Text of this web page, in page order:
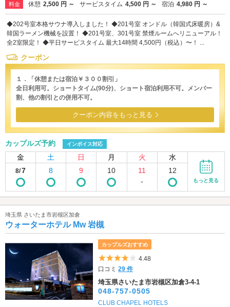
料金 休憩 2,500 円 ～ サービスタイム 4,500 円 ～ 宿泊 4,980 円 ～
◆202号室本格サウナ導入しました！ ◆201号室 オンドル（韓国式床暖房）&
韓国ラーメン機械を設置！ ◆201号室、301号室 禁煙ルームへリニューアル！
全2室限定！ ◆平日サービスタイム 最大14時間 4,500円（税込）〜！ ...
クーポン
１．「休憩または宿泊￥３００割引」
全日利用可。ショートタイム(90分)、ショート宿泊利用不可。メンバー
割、他の割引との併用不可。
クーポン内容をもっと見る
カップルズ予約 インボイス対応
金 土 日 月 火 水
8/7 8 9 10
11
-
12
もっと見る
埼玉県 さいたま市岩槻区加倉
ウォーターホテル Mw 岩槻
カップルズおすすめ
5つ星のうち4
4.48
口コミ29 件
埼玉県さいたま市岩槻区加倉3-4-1
048-757-0505
CLUB CHAPEL HOTELS